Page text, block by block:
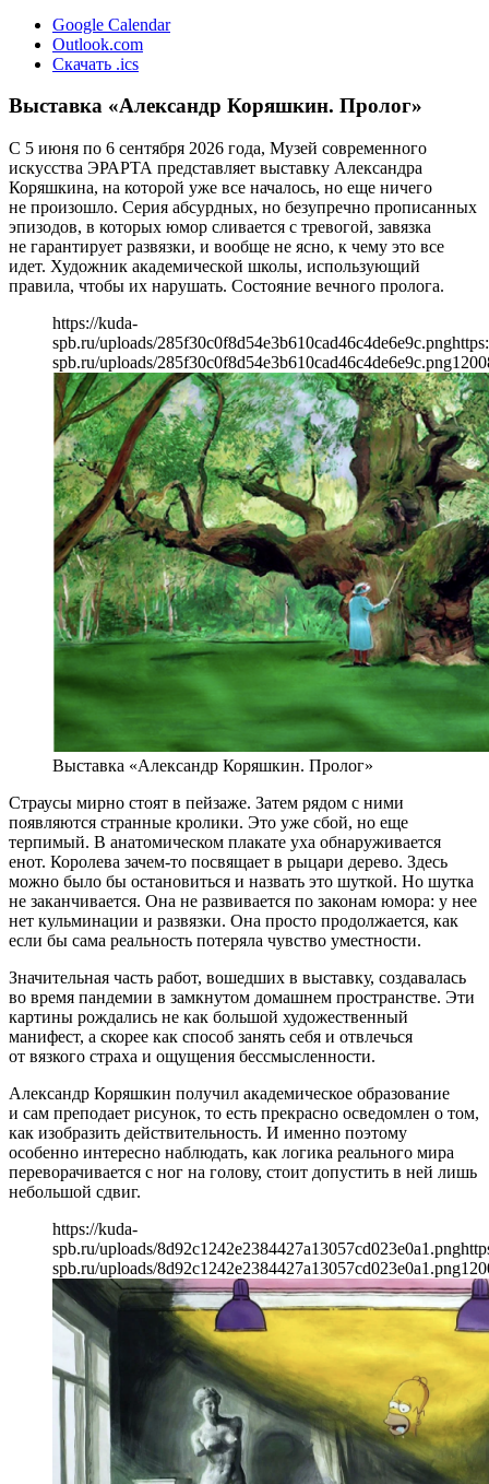
Google Calendar
Outlook.com
Скачать .ics
Выставка «Александр Коряшкин. Пролог»
С 5 июня по 6 сентября 2026 года, Музей современного
искусства ЭРАРТА представляет выставку Александра
Коряшкина, на которой уже все началось, но еще ничего
не произошло. Серия абсурдных, но безупречно прописанных
эпизодов, в которых юмор сливается с тревогой, завязка
не гарантирует развязки, и вообще не ясно, к чему это все
идет. Художник академической школы, использующий
правила, чтобы их нарушать. Состояние вечного пролога.
https://kuda-
spb.ru/uploads/285f30c0f8d54e3b610cad46c4de6e9c.png
spb.ru/uploads/285f30c0f8d54e3b610cad46c4de6e9c.png1200
Выставка «Александр Коряшкин. Пролог»
Страусы мирно стоят в пейзаже. Затем рядом с ними
появляются странные кролики. Это уже сбой, но еще
терпимый. В анатомическом плакате уха обнаруживается
енот. Королева зачем-то посвящает в рыцари дерево. Здесь
можно было бы остановиться и назвать это шуткой. Но шутка
не заканчивается. Она не развивается по законам юмора: у нее
нет кульминации и развязки. Она просто продолжается, как
если бы сама реальность потеряла чувство уместности.
Значительная часть работ, вошедших в выставку, создавалась
во время пандемии в замкнутом домашнем пространстве. Эти
картины рождались не как большой художественный
манифест, а скорее как способ занять себя и отвлечься
от вязкого страха и ощущения бессмысленности.
Александр Коряшкин получил академическое образование
и сам преподает рисунок, то есть прекрасно осведомлен о том,
как изобразить действительность. И именно поэтому
особенно интересно наблюдать, как логика реального мира
переворачивается с ног на голову, стоит допустить в ней лишь
небольшой сдвиг.
https://kuda-
spb.ru/uploads/8d92c1242e2384427a13057cd023e0a1.png
spb.ru/uploads/8d92c1242e2384427a13057cd023e0a1.png